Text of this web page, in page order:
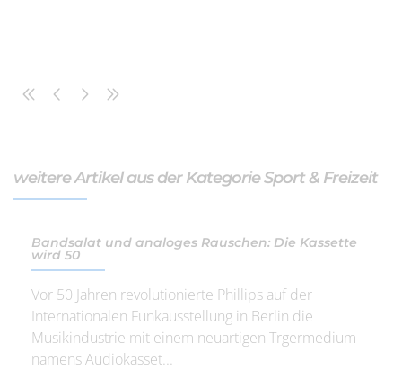
weitere Artikel aus der Kategorie Sport & Freizeit
Bandsalat und analoges Rauschen: Die Kassette
wird 50
Vor 50 Jahren revolutionierte Phillips auf der
Internationalen Funkausstellung in Berlin die
Musikindustrie mit einem neuartigen Trgermedium
namens Audiokasset...